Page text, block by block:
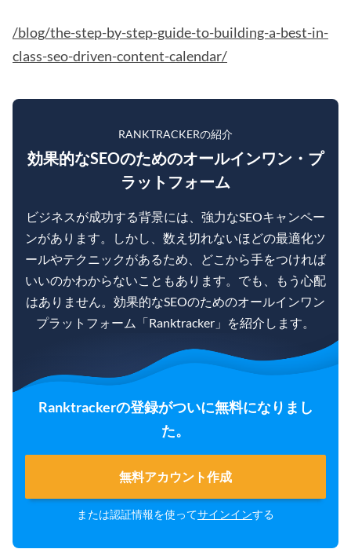
/blog/the-step-by-step-guide-to-building-a-best-in-
class-seo-driven-content-calendar/
RANKTRACKERの紹介
効果的なSEOのためのオールインワン・プ
ラットフォーム
ビジネスが成功する背景には、強力なSEOキャンペー
ンがあります。しかし、数え切れないほどの最適化ツ
ールやテクニックがあるため、どこから手をつければ
いいのかわからないこともあります。でも、もう心配
はありません。効果的なSEOのためのオールインワン
プラットフォーム「Ranktracker」を紹介します。
Ranktrackerの登録がついに無料になりまし
た。
無料アカウント作成
または認証情報を使ってサインインする